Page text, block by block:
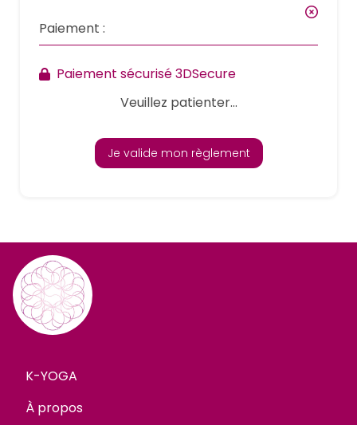
Paiement :
Paiement sécurisé 3DSecure
Veuillez patienter...
Je valide mon règlement
K-YOGA
À propos